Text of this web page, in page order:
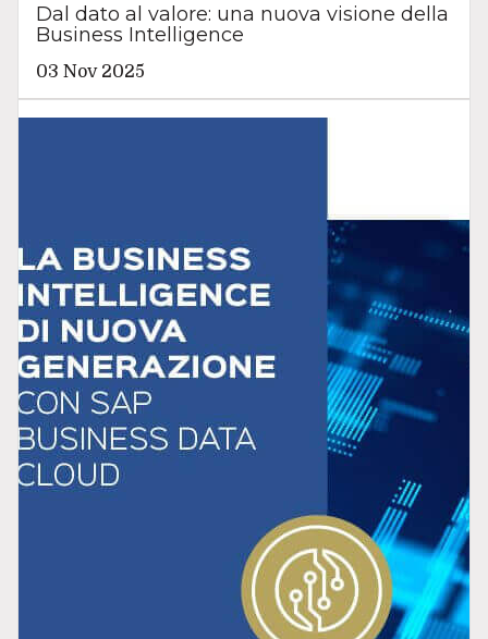
Dal dato al valore: una nuova visione della
Business Intelligence
03 Nov 2025